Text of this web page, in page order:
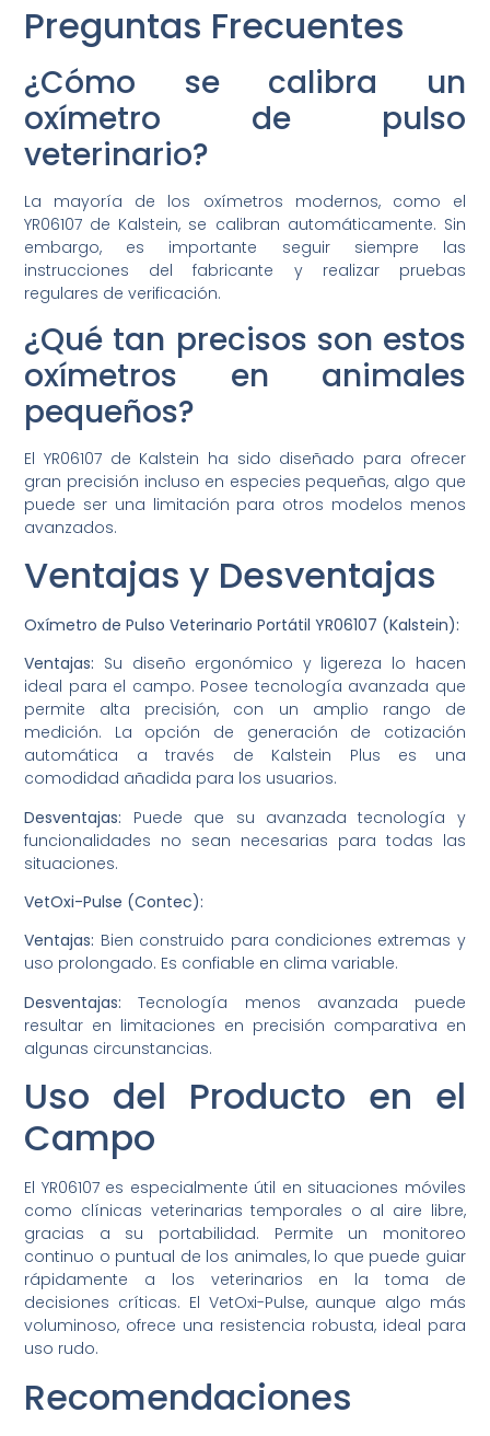
Preguntas Frecuentes
¿Cómo se calibra un
oxímetro de pulso
veterinario?
La mayoría de los oxímetros modernos, como el
YR06107 de Kalstein, se calibran automáticamente. Sin
embargo, es importante seguir siempre las
instrucciones del fabricante y realizar pruebas
regulares de verificación.
¿Qué tan precisos son estos
oxímetros en animales
pequeños?
El YR06107 de Kalstein ha sido diseñado para ofrecer
gran precisión incluso en especies pequeñas, algo que
puede ser una limitación para otros modelos menos
avanzados.
Ventajas y Desventajas
Oxímetro de Pulso Veterinario Portátil YR06107 (Kalstein):
Ventajas: Su diseño ergonómico y ligereza lo hacen
ideal para el campo. Posee tecnología avanzada que
permite alta precisión, con un amplio rango de
medición. La opción de generación de cotización
automática a través de Kalstein Plus es una
comodidad añadida para los usuarios.
Desventajas: Puede que su avanzada tecnología y
funcionalidades no sean necesarias para todas las
situaciones.
VetOxi-Pulse (Contec):
Ventajas: Bien construido para condiciones extremas y
uso prolongado. Es confiable en clima variable.
Desventajas: Tecnología menos avanzada puede
resultar en limitaciones en precisión comparativa en
algunas circunstancias.
Uso del Producto en el
Campo
El YR06107 es especialmente útil en situaciones móviles
como clínicas veterinarias temporales o al aire libre,
gracias a su portabilidad. Permite un monitoreo
continuo o puntual de los animales, lo que puede guiar
rápidamente a los veterinarios en la toma de
decisiones críticas. El VetOxi-Pulse, aunque algo más
voluminoso, ofrece una resistencia robusta, ideal para
uso rudo.
Recomendaciones